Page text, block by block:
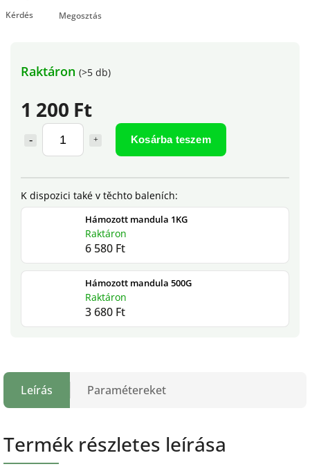
1 200 Ft
Kosárba teszem
Hámozott mandula 1KG
Raktáron
6 580 Ft
Hámozott mandula 500G
Raktáron
3 680 Ft
Raktáron (>5 db)
Kérdés Megosztás
Leírás Paramétereket
Termék részletes leírása